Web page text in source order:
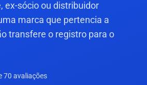
ex-sócio ou distribuidor
marca que pertencia a
transfere o registro para o
70 avaliações